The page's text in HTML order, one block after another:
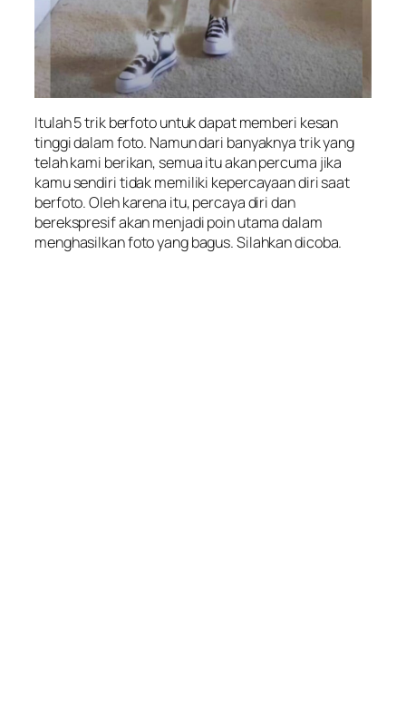
Itulah 5 trik berfoto untuk dapat memberi kesan
tinggi dalam foto. Namun dari banyaknya trik yang
telah kami berikan, semua itu akan percuma jika
kamu sendiri tidak memiliki kepercayaan diri saat
berfoto. Oleh karena itu, percaya diri dan
berekspresif akan menjadi poin utama dalam
menghasilkan foto yang bagus. Silahkan dicoba.